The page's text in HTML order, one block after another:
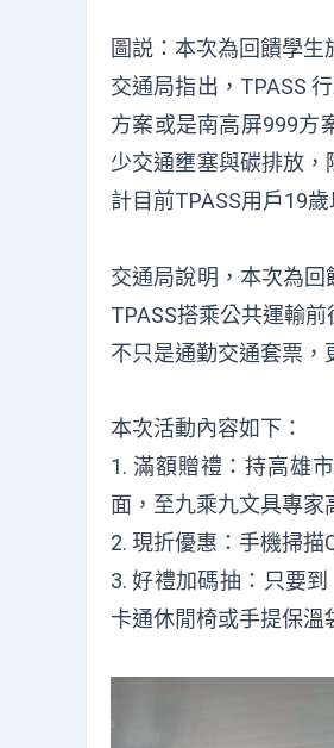
圖説：本次為回饋學生
交通局指出，TPASS
方案或是南高屏999方
少交通壅塞與碳排放
計目前TPASS用戶19
交通局說明，本次為
TPASS搭乘公共運輸
不只是通勤交通套票，
本次活動內容如下：
1. 滿額贈禮：持高雄
面，至九乘九文具專家
2. 現折優惠：手機掃描
3. 好禮加碼抽：只要
卡通休閒椅或手提保溫